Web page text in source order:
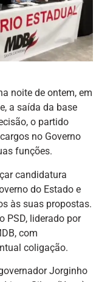
noite de ontem, em
a saída da base
o partido
no Governo
funções.
candidatura
do Estado e
às suas propostas.
PSD, liderado por
com
coligação.
Jorginho